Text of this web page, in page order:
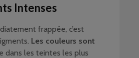
Intenses
frappée, c’est
Les couleurs sont
dans les teintes les plus